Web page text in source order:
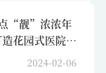
“靓”浓浓年
花园式医院，
2024-02-06